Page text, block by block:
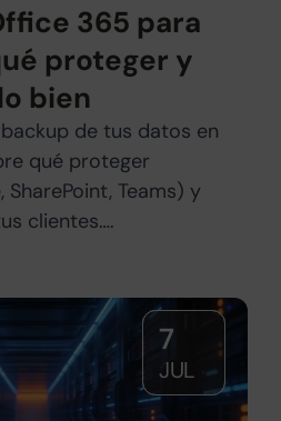
365 para
proteger y
bien
de tus datos en
qué proteger
SharePoint, Teams) y
clientes….
7
JUL